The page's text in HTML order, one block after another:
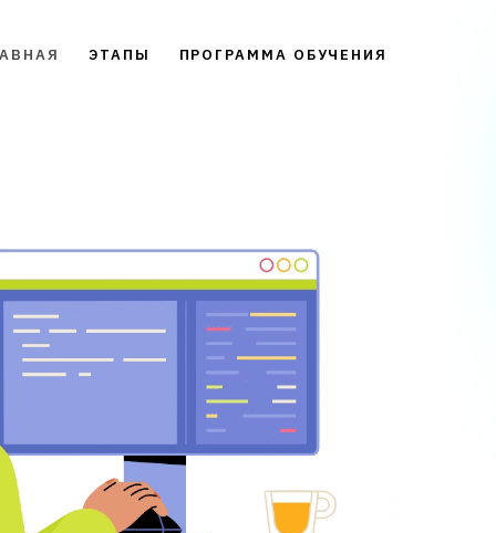
ЭТАПЫ ПРОГРАММА ОБУЧЕНИЯ